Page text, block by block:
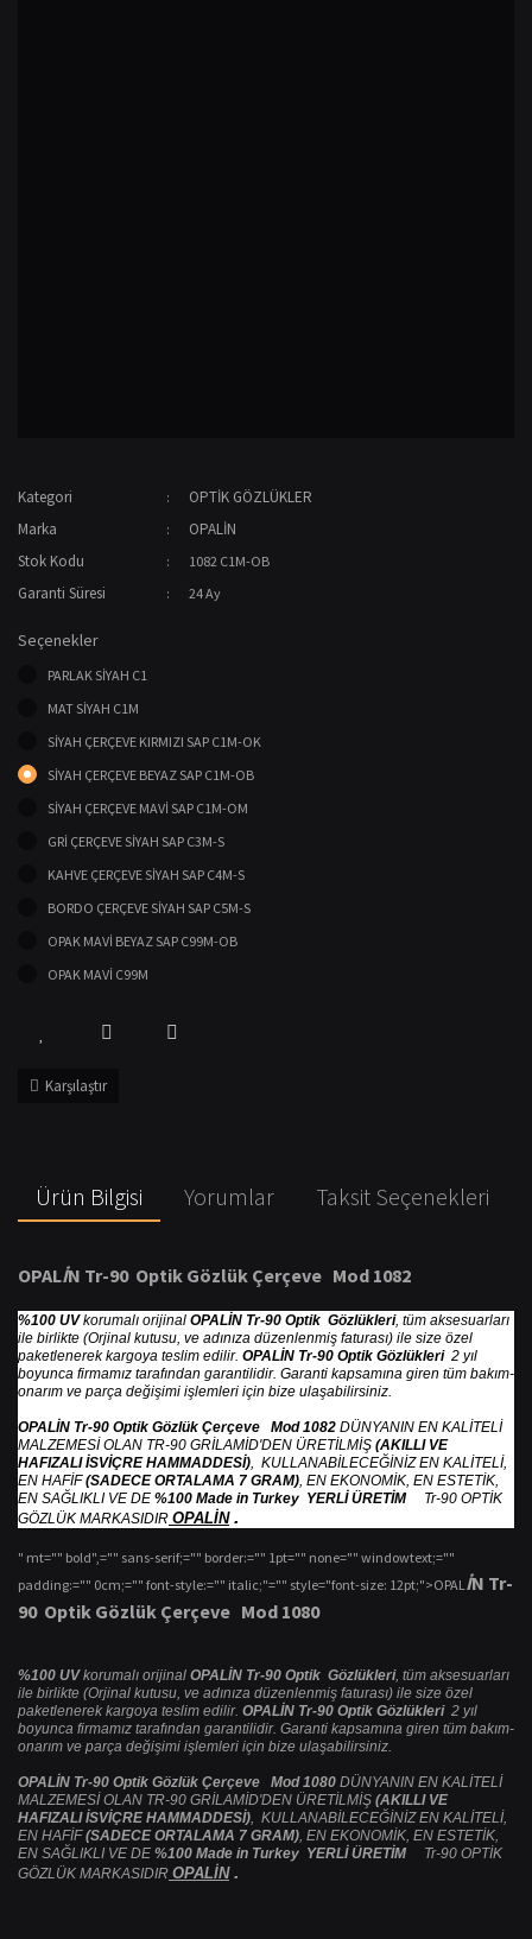
Kategori
OPTİK GÖZLÜKLER
Marka
OPALİN
Stok Kodu
1082 C1M-OB
Garanti Süresi 24 Ay
Seçenekler
PARLAK SİYAH C1
MAT SİYAH C1M
SİYAH ÇERÇEVE KIRMIZI SAP C1M-OK
SİYAH ÇERÇEVE BEYAZ SAP C1M-OB
SİYAH ÇERÇEVE MAVİ SAP C1M-OM
GRİ ÇERÇEVE SİYAH SAP C3M-S
KAHVE ÇERÇEVE SİYAH SAP C4M-S
BORDO ÇERÇEVE SİYAH SAP C5M-S
OPAK MAVİ BEYAZ SAP C99M-OB
OPAK MAVİ C99M
Karşılaştır
Ürün Bilgisi Yorumlar Taksit Seçenekleri
OPALİN Tr-90 Optik Gözlük Çerçeve Mod 1082
%100 UVkorumalı orijinal OPALİN Tr-90 Optik Gözlükleri, tüm aksesuarları
ile birlikte (Orjinal kutusu, ve adınıza düzenlenmiş faturası) ile size özel
paketlenerek kargoya teslim edilir. OPALİN Tr-90 Optik Gözlükleri 2 yıl
boyunca firmamız tarafından garantilidir. Garanti kapsamına giren tüm bakım-
onarım ve parça değişimi işlemleri için bize ulaşabilirsiniz.
OPALİN Tr-90 Optik Gözlük Çerçeve Mod 1082 DÜNYANIN EN KALİTELİ
MALZEMESİ OLAN TR-90 GRİLAMİD'DEN ÜRETİLMİŞ (AKILLI VE
HAFIZALI İSVİÇRE HAMMADDESİ), KULLANABİLECEĞİNİZ EN KALİTELİ,
EN HAFİF(SADECE ORTALAMA 7 GRAM), EN EKONOMİK, EN ESTETİK,
EN SAĞLIKLI VE DE %100 Made in Turkey YERLİ ÜRETİMTr-90 OPTİK
GÖZLÜK MARKASIDIR OPALİN.
" mt="" bold",="" sans-serif;="" border:="" 1pt="" none="" windowtext;=""
padding:="" 0cm;="" font-style:="" italic;"="" style="font-size: 12pt;">OPALİN Tr-
90 Optik Gözlük Çerçeve Mod 1080
%100 UVkorumalı orijinal OPALİN Tr-90 Optik Gözlükleri, tüm aksesuarları
ile birlikte (Orjinal kutusu, ve adınıza düzenlenmiş faturası) ile size özel
paketlenerek kargoya teslim edilir. OPALİN Tr-90 Optik Gözlükleri 2 yıl
boyunca firmamız tarafından garantilidir. Garanti kapsamına giren tüm bakım-
onarım ve parça değişimi işlemleri için bize ulaşabilirsiniz.
OPALİN Tr-90 Optik Gözlük Çerçeve Mod 1080 DÜNYANIN EN KALİTELİ
MALZEMESİ OLAN TR-90 GRİLAMİD'DEN ÜRETİLMİŞ (AKILLI VE
HAFIZALI İSVİÇRE HAMMADDESİ), KULLANABİLECEĞİNİZ EN KALİTELİ,
EN HAFİF(SADECE ORTALAMA 7 GRAM), EN EKONOMİK, EN ESTETİK,
EN SAĞLIKLI VE DE %100 Made in Turkey YERLİ ÜRETİM Tr-90 OPTİK
GÖZLÜK MARKASIDIR OPALİN.